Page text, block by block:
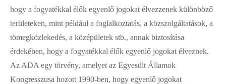
hogy a fogyatékkal élők egyenlő jogokat élvezzenek különböző
területeken, mint például a foglalkoztatás, a közszolgáltatások, a
tömegközlekedés, a középületek stb., annak biztosítása
érdekében, hogy a fogyatékkal élők egyenlő jogokat élveznek.
Az ADA egy törvény, amelyet az Egyesült Államok
Kongresszusa hozott 1990-ben, hogy egyenlő jogokat